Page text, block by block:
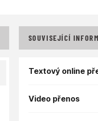
SOUVISEJÍCÍ
Textový online
Video přenos